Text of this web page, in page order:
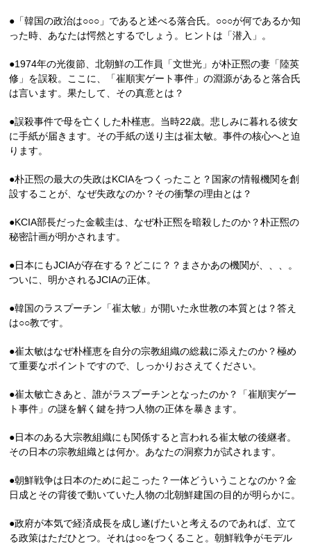
●「韓国の政治は○○○」であると述べる落合氏。○○○が何であるか知
った時、あなたは愕然とするでしょう。ヒントは「潜入」。
●1974年の光復節、北朝鮮の工作員「文世光」が朴正煕の妻「陸英
修」を誤殺。ここに、「崔順実ゲート事件」の淵源があると落合氏
は言います。果たして、その真意とは？
●誤殺事件で母を亡くした朴槿恵。当時22歳。悲しみに暮れる彼女
に手紙が届きます。その手紙の送り主は崔太敏。事件の核心へと迫
ります。
●朴正煕の最大の失政はKCIAをつくったこと？国家の情報機関を創
設することが、なぜ失政なのか？その衝撃の理由とは？
●KCIA部長だった金載圭は、なぜ朴正煕を暗殺したのか？朴正煕の
秘密計画が明かされます。
●日本にもJCIAが存在する？どこに？？まさかあの機関が、、、。
ついに、明かされるJCIAの正体。
●韓国のラスプーチン「崔太敏」が開いた永世教の本質とは？答え
は○○教です。
●崔太敏はなぜ朴槿恵を自分の宗教組織の総裁に添えたのか？極め
て重要なポイントですので、しっかりおさえてください。
●崔太敏亡きあと、誰がラスプーチンとなったのか？「崔順実ゲー
ト事件」の謎を解く鍵を持つ人物の正体を暴きます。
●日本のある大宗教組織にも関係すると言われる崔太敏の後継者。
その日本の宗教組織とは何か。あなたの洞察力が試されます。
●朝鮮戦争は日本のために起こった？一体どういうことなのか？金
日成とその背後で動いていた人物の北朝鮮建国の目的が明らかに。
●政府が本気で経済成長を成し遂げたいと考えるのであれば、立て
る政策はただひとつ。それは○○をつくること。朝鮮戦争がモデル